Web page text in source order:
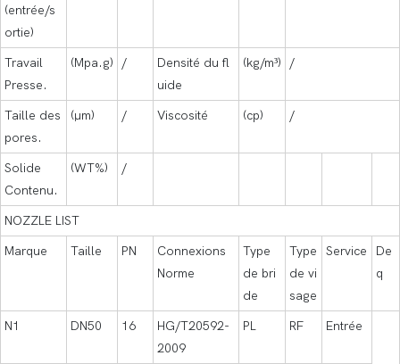
(entrée/s
ortie)
Travail
Presse.
(Mpa.g) /
Densité du fl
uide
(kg/m³) /
Taille des
pores.
(μm) / Viscosité (cp) /
Solide
Contenu.
(WT%) /
NOZZLE LIST
Marque
Taille PN
Connexions
Norme
Type
de bri
de
Type
de vi
sage
Service
De
q
N1 DN50 16
HG/T20592-
2009
PL RF Entrée